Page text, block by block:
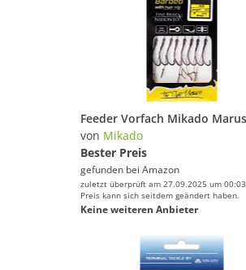
von Mikado
Bester Preis
gefunden bei Amazon
zuletzt überprüft am 27.09.2025 um
Preis kann sich seitdem geändert haben.
Keine weiteren Anbieter